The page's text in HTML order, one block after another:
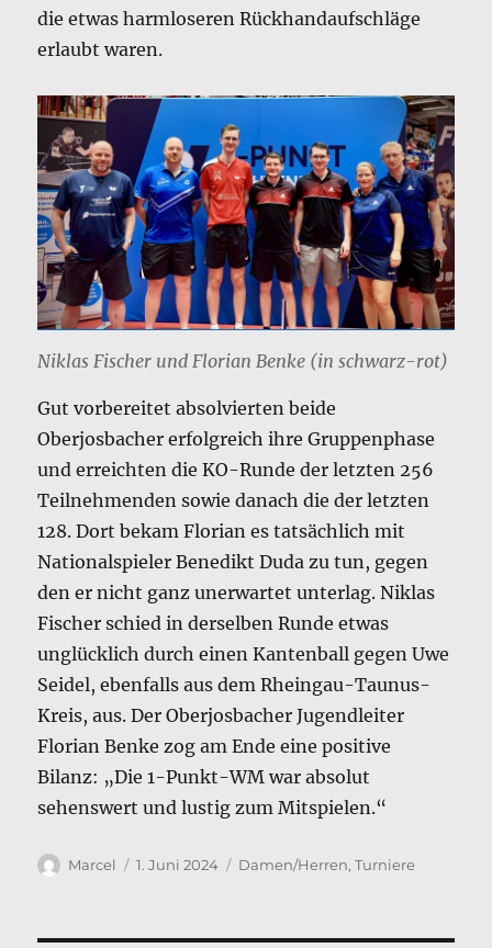
die etwas harmloseren Rückhandaufschläge
erlaubt waren.
Niklas Fischer und Florian Benke (in schwarz-rot)
Gut vorbereitet absolvierten beide
Oberjosbacher erfolgreich ihre Gruppenphase
und erreichten die KO-Runde der letzten 256
Teilnehmenden sowie danach die der letzten
128. Dort bekam Florian es tatsächlich mit
Nationalspieler Benedikt Duda zu tun, gegen
den er nicht ganz unerwartet unterlag. Niklas
Fischer schied in derselben Runde etwas
unglücklich durch einen Kantenball gegen Uwe
Seidel, ebenfalls aus dem Rheingau-Taunus-
Kreis, aus. Der Oberjosbacher Jugendleiter
Florian Benke zog am Ende eine positive
Bilanz: „Die 1-Punkt-WM war absolut
sehenswert und lustig zum Mitspielen.“
Autor
Marcel
Veröffentlicht
1. Juni 2024 Kategorien
Damen/Herren,Turniere